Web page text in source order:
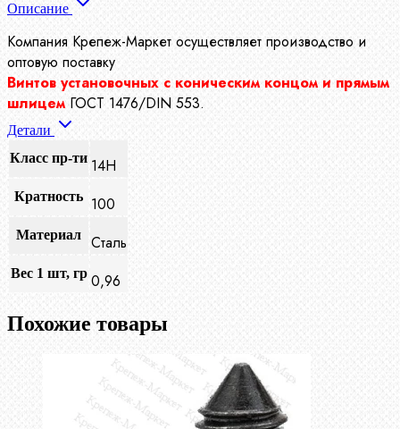
Описание
Компания Крепеж-Маркет осуществляет производство и
оптовую поставку
Винтов установочных с коническим концом и прямым
шлицем ГОСТ 1476/DIN 553.
Детали
Класс пр-ти 14Н
Кратность 100
Материал Сталь
Вес 1 шт, гр 0,96
Похожие товары